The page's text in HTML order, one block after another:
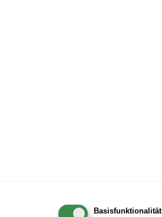
Basisfunktionalität